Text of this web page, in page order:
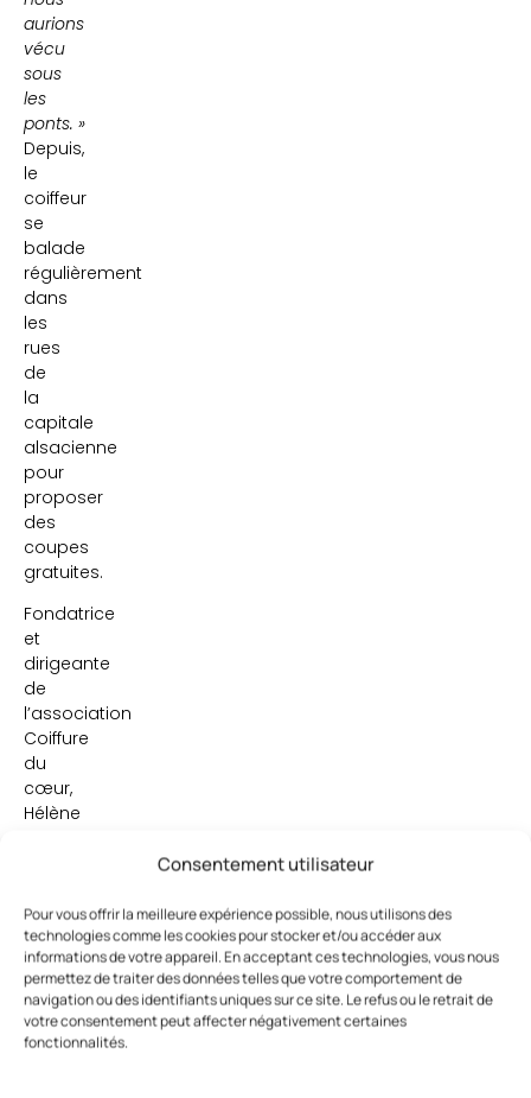
Consentement utilisateur
Pour vous offrir la meilleure expérience possible, nous utilisons des
technologies comme les cookies pour stocker et/ou accéder aux
informations de votre appareil. En acceptant ces technologies, vous nous
permettez de traiter des données telles que votre comportement de
navigation ou des identifiants uniques sur ce site. Le refus ou le retrait de
votre consentement peut affecter négativement certaines
fonctionnalités.
aurions
vécu
sous
les
ponts. »
Depuis,
le
coiffeur
se
balade
régulièrement
dans
les
rues
de
la
capitale
alsacienne
pour
proposer
des
coupes
gratuites.
Fondatrice
et
dirigeante
de
l’association
Coiffure
du
cœur,
Hélène
des
maraudes
avec
des
coiffeurs
bénévoles